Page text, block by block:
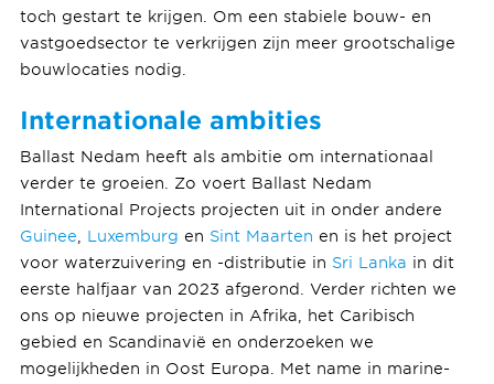
toch gestart te krijgen. Om een stabiele bouw- en
vastgoedsector te verkrijgen zijn meer grootschalige
bouwlocaties nodig.
Internationale ambities
Ballast Nedam heeft als ambitie om internationaal
verder te groeien. Zo voert Ballast Nedam
International Projects projecten uit in onder andere
Guinee
Luxemburg en Sint Maarten en is het project
voor waterzuivering en -distributie in Sri Lanka in dit
eerste halfjaar van 2023 afgerond. Verder richten we
ons op nieuwe projecten in Afrika, het Caribisch
gebied en Scandinavië en onderzoeken we
mogelijkheden in Oost Europa. Met name in marine-